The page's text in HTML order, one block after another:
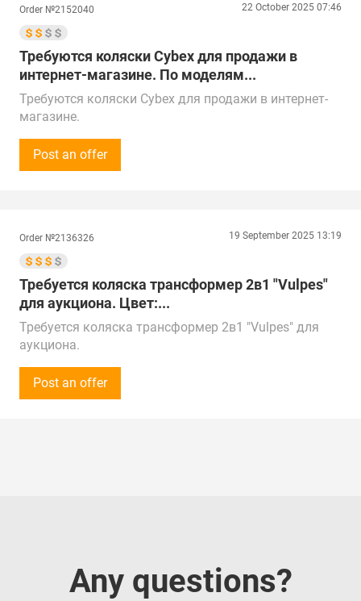
всей России, Казахстану, ОАЭ, Китаю, Турции и
Беларуси.
Поставка в г. Москва, Фруктовая улица
Order №2152040 22 October 2025 07:46
Требуются коляски Cybex для продажи в
интернет-магазине. По моделям...
Требуются коляски Cybex для продажи в интернет-
магазине.
Сумма закупки - до 500 000 рублей (5 000$), на
постоянной основе. Срок поставки обсуждается
местному времени.
Предложения от поставщиков рассматриваем по
всей России, Казахстану, ОАЭ, Китаю, Турции и
Беларуси.
Поставка в г. Избербаш
Post an offer
Order №2136326 19 September 2025 13:19
Требуется коляска трансформер 2в1 "Vulpes"
для аукциона. Цвет:...
Требуется коляска трансформер 2в1 "Vulpes" для
аукциона.
Объем закупки - 150 шт.
Просьба предоставить прайс-лист продукции.
Post an offer
Any questions?